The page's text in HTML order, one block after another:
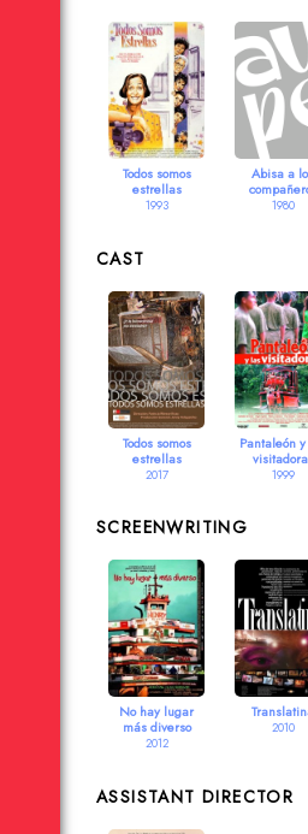
Todos somos
estrellas
1993
Abisa a
1980
CAST
Todos somos
estrellas
2017
Pantaleón
1999
SCREENWRITING
No hay lugar
más diverso
2012
2010
ASSISTANT DIRECTOR